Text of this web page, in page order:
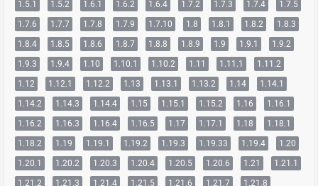
1.5.1
1.5.2 1.6.1 1.6.2 1.6.4 1.7.2 1.7.3 1.7.4
1.7.5
1.7.6
1.7.7 1.7.8 1.7.9 1.7.10 1.8 1.8.1 1.8.2
1.8.3
1.8.4
1.8.5 1.8.6 1.8.7 1.8.8 1.8.9 1.9 1.9.1
1.9.2
1.9.3
1.9.4 1.10 1.10.1 1.10.2 1.11 1.11.1
1.11.2
1.12
1.12.1 1.12.2 1.13 1.13.1 1.13.2 1.14
1.14.1
1.14.2
1.14.3 1.14.4 1.15 1.15.1 1.15.2 1.16
1.16.1
1.16.2
1.16.3 1.16.4 1.16.5 1.17 1.17.1 1.18
1.18.1
1.18.2
1.19 1.19.1 1.19.2 1.19.3 1.19.33 1.19.4
1.20
1.20.1
1.20.2 1.20.3 1.20.4 1.20.5 1.20.6 1.21
1.21.1
1.21.2
1.21.3 1.21.4 1.21.5 1.21.6 1.21.7
1.21.8